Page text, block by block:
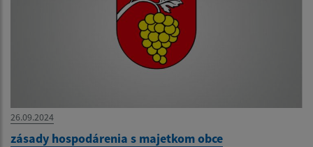
26.09.2024
zásady hospodárenia s majetkom obce